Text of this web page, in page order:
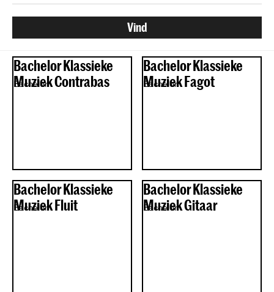
Bachelor Klassieke
Muziek Contrabas
Bachelor
Bachelor Klassieke
Muziek Fagot
Bachelor
Bachelor Klassieke
Muziek Fluit
Bachelor
Bachelor Klassieke
Muziek Gitaar
Bachelor